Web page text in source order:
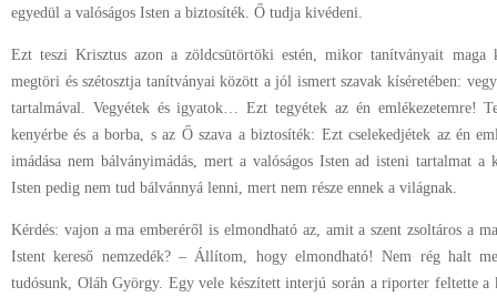
egyedül a valóságos Isten a biztosíték. Ő tudja kivédeni.
Ezt teszi Krisztus azon a zöldcsütörtöki estén, mikor tanítványait maga
megtöri és szétosztja tanítványai között a jól ismert szavak kíséretében:
tartalmával. Vegyétek és igyatok… Ezt tegyétek az én emlékezetemre!
kenyérbe és a borba, s az Ő szava a biztosíték: Ezt cselekedjétek az én
imádása nem bálványimádás, mert a valóságos Isten ad isteni tartalmat a
Isten pedig nem tud bálvánnyá lenni, mert nem része ennek a világnak.
Kérdés: vajon a ma emberéről is elmondható az, amit a szent zsoltáros a
Istent kereső nemzedék? – Állítom, hogy elmondható! Nem rég halt
tudósunk, Oláh György. Egy vele készített interjú során a riporter feltette a